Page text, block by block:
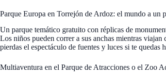
Parque Europa en Torrejón de Ardoz: el mundo a un
Un parque temático gratuito con réplicas de
Los niños pueden correr a sus anchas mientras
pierdas el espectáculo de fuentes y luces si te quedas
Multiaventura en el Parque de Atracciones o el Zoo